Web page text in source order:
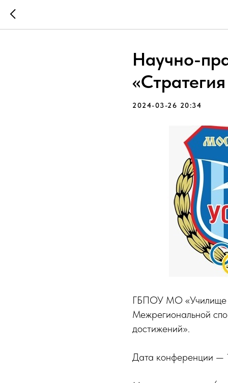
Научно-
2024-03-26 20:34
ГБПОУ МО «Училище
Межрегиональной
достижений».
Дата конференции —